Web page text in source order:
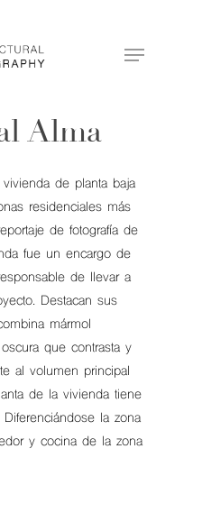
Alma
de planta baja
residenciales más
de fotografía de
fue un encargo de
de llevar a
Destacan sus
mármol
que contrasta y
al volumen principal
de la vivienda tiene
la zona
y cocina de la zona